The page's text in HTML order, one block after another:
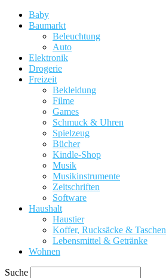
Baby
Baumarkt
Beleuchtung
Auto
Elektronik
Drogerie
Freizeit
Bekleidung
Filme
Games
Schmuck & Uhren
Spielzeug
Bücher
Kindle-Shop
Musik
Musikinstrumente
Zeitschriften
Software
Haushalt
Haustier
Koffer, Rucksäcke & Taschen
Lebensmittel & Getränke
Wohnen
Suche